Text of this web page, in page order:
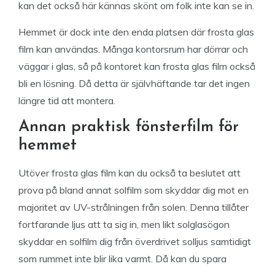
kan det också här kännas skönt om folk inte kan se in.
Hemmet är dock inte den enda platsen där frosta glas
film kan användas. Många kontorsrum har dörrar och
väggar i glas, så på kontoret kan frosta glas film också
bli en lösning. Då detta är självhäftande tar det ingen
längre tid att montera.
Annan praktisk fönsterfilm för
hemmet
Utöver frosta glas film kan du också ta beslutet att
prova på bland annat solfilm som skyddar dig mot en
majoritet av UV-strålningen från solen. Denna tillåter
fortfarande ljus att ta sig in, men likt solglasögon
skyddar en solfilm dig från överdrivet solljus samtidigt
som rummet inte blir lika varmt. Då kan du spara